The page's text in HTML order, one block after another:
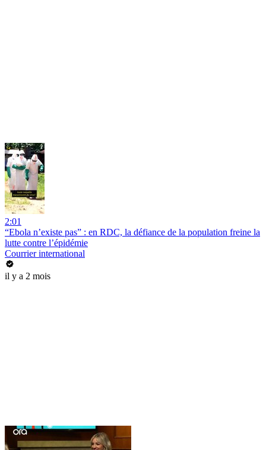
2:01
“Ebola n’existe pas” : en RDC, la défiance de la population freine la
lutte contre l’épidémie
Courrier international
il y a 2 mois